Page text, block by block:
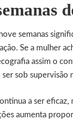
semanas
Se a mulher
assim o
sob supervisão
a ser eficaz,
aumenta